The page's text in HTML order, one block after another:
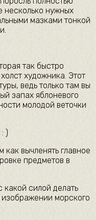
несколько нужных
мазками тонкой
так быстро
художника. Этот
ведь только там вы
запах яблоневого
молодой веточки
)​
вычленять главное
предметов в
какой силой делать
морского